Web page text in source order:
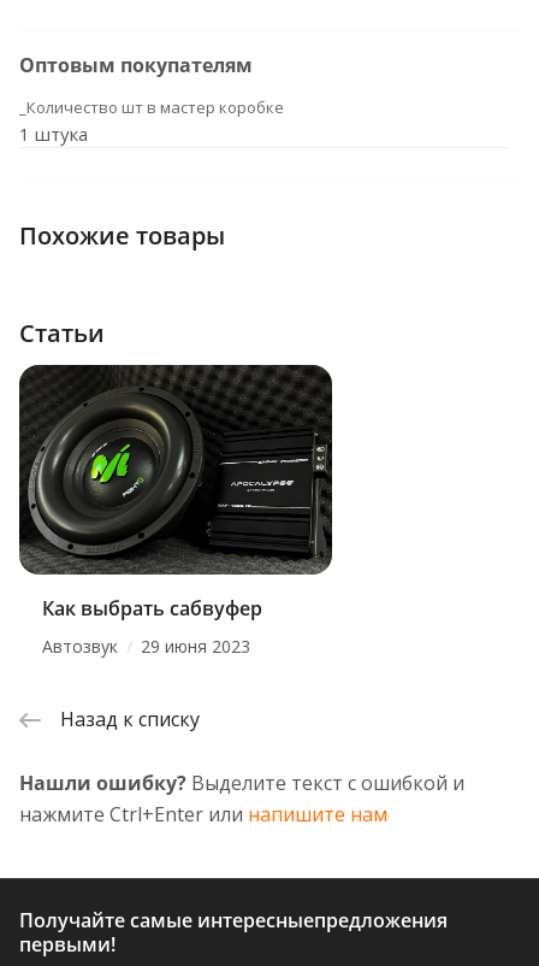
Оптовым покупателям
_Количество шт в мастер коробке
1 штука
Похожие товары
Статьи
Как выбрать сабвуфер
Автозвук / 29 июня 2023
Назад к списку
Нашли ошибку? Выделите текст с ошибкой и
нажмите Ctrl+Enter или напишите нам
Получайте самые интересныепредложения
первыми!